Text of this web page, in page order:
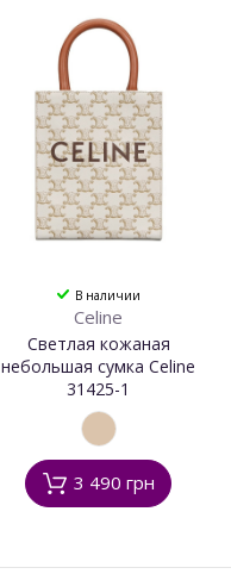
В наличии
Celine
Светлая кожаная
небольшая сумка Celine
31425-1
3 490 грн